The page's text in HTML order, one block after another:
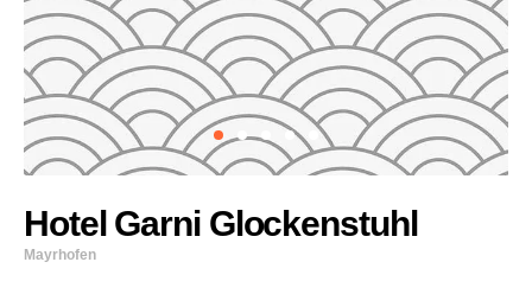
Hotel Garni Glockenstuhl
Mayrhofen